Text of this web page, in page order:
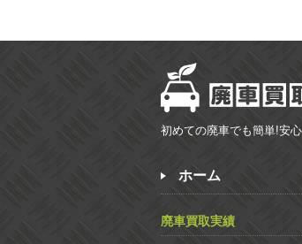
初めての廃車でも簡単!安
ホーム
廃車買取実績